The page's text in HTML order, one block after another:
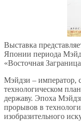
Выставка
Японии периода
«Восточная
Мэйдзи – император,
технологическом
державу. Эпоха
прорывов в
изобразительного